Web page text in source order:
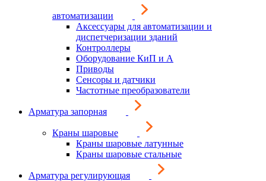
автоматизации
Аксессуары для автоматизации и
диспетчеризации зданий
Контроллеры
Оборудование КиП и А
Приводы
Сенсоры и датчики
Частотные преобразователи
Арматура запорная
Краны шаровые
Краны шаровые латунные
Краны шаровые стальные
Арматура регулирующая